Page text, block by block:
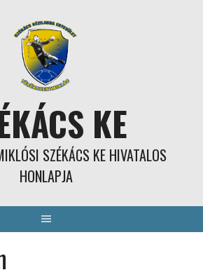
KE
SZÉKÁCS KE HIVATALOS
HONLAPJA